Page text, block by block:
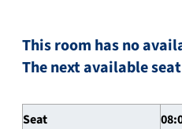
This room has no
The next available
Seat